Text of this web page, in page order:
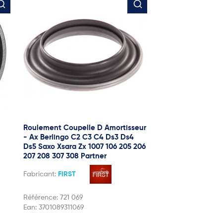
Roulement Coupelle D Amortisseur
- Ax Berlingo C2 C3 C4 Ds3 Ds4
Ds5 Saxo Xsara Zx 1007 106 205 206
207 208 307 308 Partner
Fabricant: FIRST
Référence: 721 069
Ean: 3701089311069